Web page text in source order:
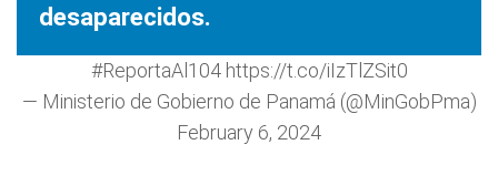
desaparecidos.
#ReportaAl104 https://t.co/iIzTlZSit0
— Ministerio de Gobierno de Panamá (@MinGobPma)
February 6, 2024